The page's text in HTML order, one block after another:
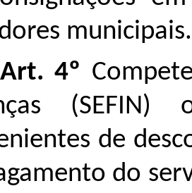
municipais.
Art. 4º
de
do